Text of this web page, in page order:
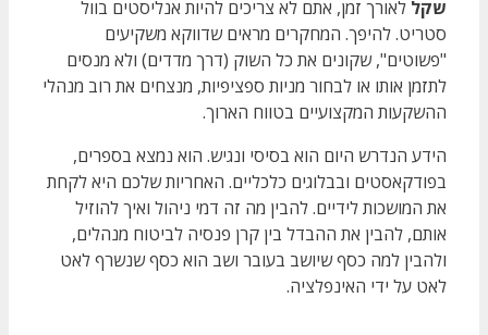
שקל לאורך זמן, אתם לא צריכים להיות אנליסטים בוול
סטריט. להיפך. המחקרים מראים שדווקא משקיעים
"פשוטים", שקונים את כל השוק (דרך מדדים) ולא מנסים
לתזמן אותו או לבחור מניות ספציפיות, מנצחים את רוב מנהלי
ההשקעות המקצועיים בטווח הארוך.
הידע הנדרש היום הוא בסיסי ונגיש. הוא נמצא בספרים,
בפודקאסטים ובבלוגים כלכליים. האחריות שלכם היא לקחת
את המושכות לידיים. להבין מה זה דמי ניהול ואיך להוזיל
אותם, להבין את ההבדל בין קרן פנסיה לביטוח מנהלים,
ולהבין למה כסף שיושב בעובר ושב הוא כסף שנשרף לאט
לאט על ידי האינפלציה.